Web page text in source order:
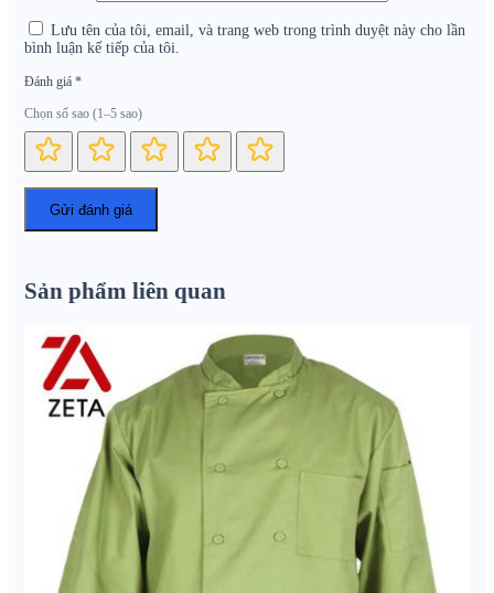
Lưu tên của tôi, email, và trang web trong trình duyệt này cho lần
bình luận kế tiếp của tôi.
Đánh giá *
Chọn số sao (1–5 sao)
Sản phẩm liên quan